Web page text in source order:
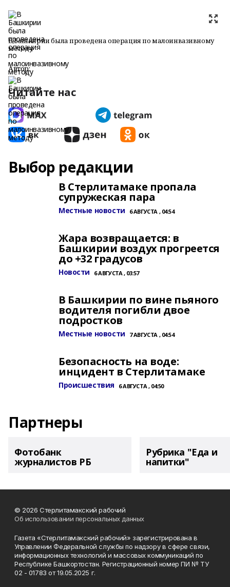
В Башкирии была проведена операция по малоинвазивному
методу
Автор:
Читайте нас
Выбор редакции
В Стерлитамаке пропала
супружеская пара
Местные новости 6 АВГУСТА , 04:54
Жара возвращается: в
Башкирии воздух прогреется
до +32 градусов
Новости 6 АВГУСТА , 03:57
В Башкирии по вине пьяного
водителя погибли двое
подростков
Местные новости 7 АВГУСТА , 04:54
Безопасность на воде:
инцидент в Стерлитамаке
Происшествия 6 АВГУСТА , 04:50
Партнеры
Фотобанк
журналистов РБ
Рубрика "Еда и
напитки"
© 2026 Стерлитамакский рабочий
Об использовании персональных данных
Газета «Стерлитамакский рабочий» зарегистрирована в
Управлении Федеральной службы по надзору в сфере связи,
информационных технологий и массовых коммуникаций по
Республике Башкортостан. Регистрационный номер ПИ № ТУ
02 - 01783 от 19.05.2025 г.